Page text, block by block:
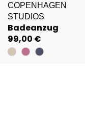
COPENHAGEN
STUDIOS
Badeanzug
99,00 €